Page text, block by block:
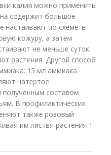
калия можно применить
содержит большое
настаивают по схеме: в
кожуру, а затем
не меньше суток.
растения. Другой способ
15 мл аммиака
натертое
полученным составом
В профилактических
также розовый
им листья растения 1